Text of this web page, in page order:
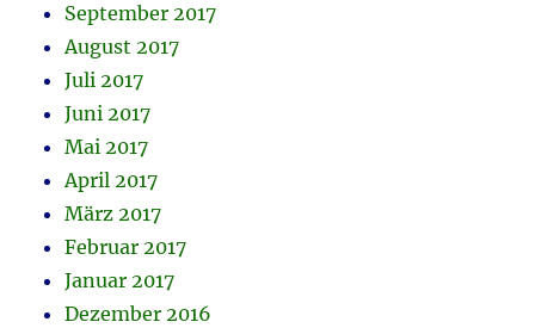
September 2017
August 2017
Juli 2017
Juni 2017
Mai 2017
April 2017
März 2017
Februar 2017
Januar 2017
Dezember 2016